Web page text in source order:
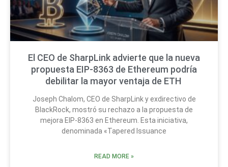
El CEO de SharpLink advierte que la nueva
propuesta EIP-8363 de Ethereum podría
debilitar la mayor ventaja de ETH
Joseph Chalom, CEO de SharpLink y exdirectivo de
BlackRock, mostró su rechazo a la propuesta de
mejora EIP-8363 en Ethereum. Esta iniciativa,
denominada «Tapered Issuance
READ MORE »